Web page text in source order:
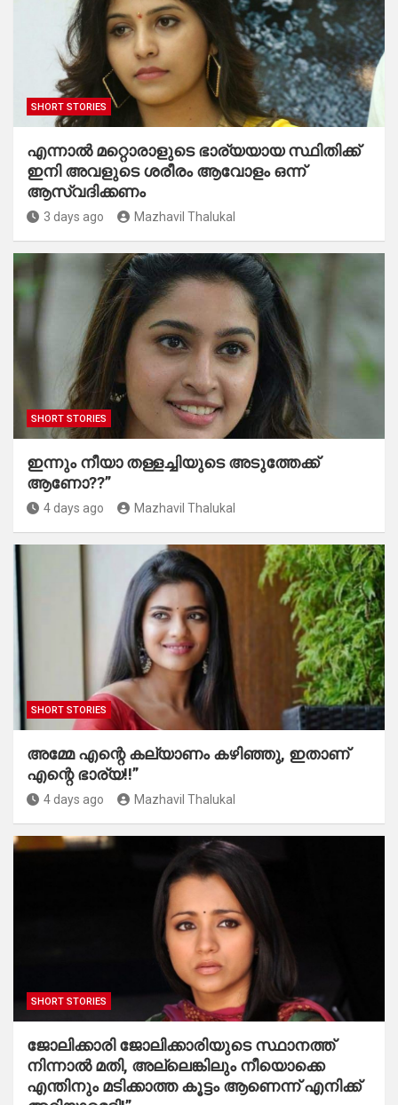
SHORT STORIES
എന്നാൽ മറ്റൊരാളുടെ ഭാര്യയായ സ്ഥിതിക്ക്
ഇനി അവളുടെ ശരീരം ആവോളം ഒന്ന്
ആസ്വദിക്കണം
3 days ago Mazhavil Thalukal
SHORT STORIES
ഇന്നും നീയാ തള്ളച്ചിയുടെ അടുത്തേക്ക്
ആണോ??”
4 days ago Mazhavil Thalukal
SHORT STORIES
അമ്മേ എന്റെ കല്യാണം കഴിഞ്ഞു, ഇതാണ്
എന്റെ ഭാര്യ!!”
4 days ago Mazhavil Thalukal
SHORT STORIES
ജോലിക്കാരി ജോലിക്കാരിയുടെ സ്ഥാനത്ത്
നിന്നാൽ മതി, അല്ലെങ്കിലും നീയൊക്കെ
എന്തിനും മടിക്കാത്ത കൂട്ടം ആണെന്ന് എനിക്ക്